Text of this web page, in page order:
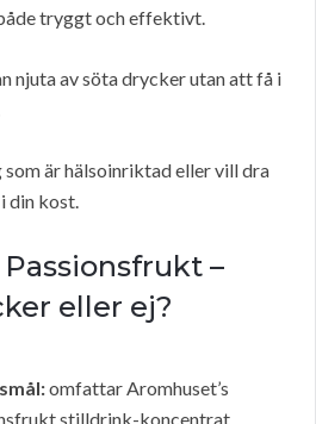
tryggt och effektivt.
njuta av söta drycker utan att få i
är hälsoinriktad eller vill dra
din kost.
–
eller ej?
omfattar Aromhuset’s
stilldrink-koncentrat